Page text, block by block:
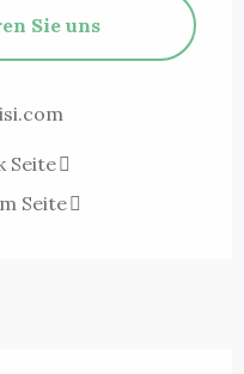
Sie uns
Seite
Seite